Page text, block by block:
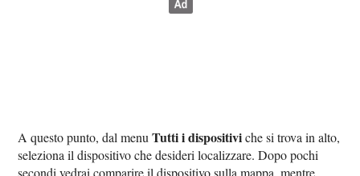
A questo punto, dal menuTutti i dispositiviche si trova in alto,
seleziona il dispositivo che desideri localizzare. Dopo pochi
secondi vedrai comparire il dispositivo sulla mappa, mentre